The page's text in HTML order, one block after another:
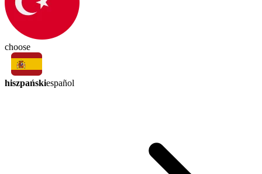
choose
hiszpańskiespañol